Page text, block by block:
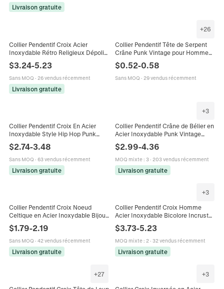
Livraison gratuite
Collier Pendentif Croix Acier
Inoxydable Rétro Religieux Dépoli
$3.24-5.23
Sans MOQ · 26 vendus récemment
Livraison gratuite
+26
Collier Pendentif Tête de Serpent
Crâne Punk Vintage pour Hommes
de Fête Gothique
$0.52-0.58
Sans MOQ · 29 vendus récemment
Collier Pendentif Croix En Acier
Inoxydable Style Hip Hop Punk
Bijoux En Métal 316L Chaîne De
Boîte Pour Hommes Femmes
$2.74-3.48
Sans MOQ · 63 vendus récemment
Livraison gratuite
+3
Collier Pendentif Crâne de Bélier en
Acier Inoxydable Punk Vintage
Bijoux Rock Hip Hop Gothique pour
Hommes Accessoires de Design
$2.99-4.36
MOQ mixte: 3· 203 vendus récemment
Livraison gratuite
Collier Pendentif Croix Noeud
Celtique en Acier Inoxydable Bijoux
de Mode Religieuse Vintage pour
Hommes Femmes Or Argent Noir
$1.79-2.19
Sans MOQ · 42 vendus récemment
Livraison gratuite
+3
Collier Pendentif Croix Homme
Acier Inoxydable Bicolore Incrusté
Zircone Cubique Rétro Hip Hop
Bijoux Religieux
$3.73-5.23
MOQ mixte: 2· 32 vendus récemment
Livraison gratuite
+27 +3